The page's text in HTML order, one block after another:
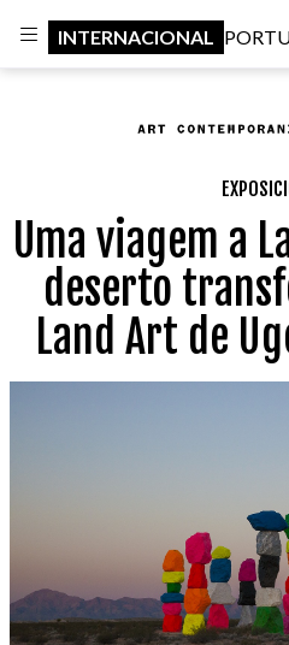
INTERNACIONAL
Uma viagem a
deserto
Land Art de